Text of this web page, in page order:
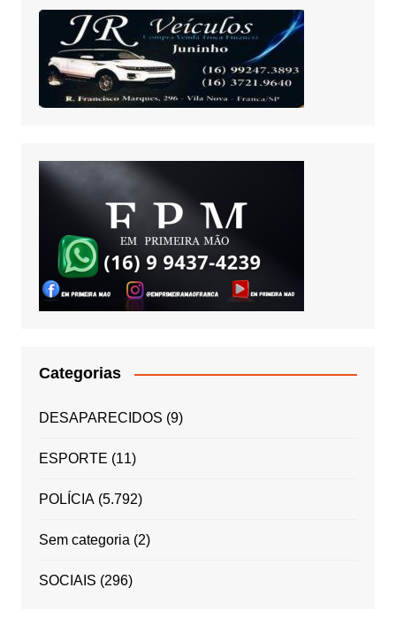
Categorias
DESAPARECIDOS (9)
ESPORTE (11)
POLÍCIA(5.792)
Sem categoria(2)
SOCIAIS (296)